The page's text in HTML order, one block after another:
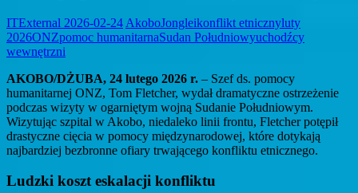
ITExternal 2026-02-24 AkoboJongleikonflikt etnicznyluty
2026ONZpomoc humanitarnaSudan Południowyuchodźcy
wewnętrzni
AKOBO/DŻUBA, 24 lutego 2026 r. – Szef ds. pomocy
humanitarnej ONZ, Tom Fletcher, wydał dramatyczne ostrzeżenie
podczas wizyty w ogarniętym wojną Sudanie Południowym.
Wizytując szpital w Akobo, niedaleko linii frontu, Fletcher potępił
drastyczne cięcia w pomocy międzynarodowej, które dotykają
najbardziej bezbronne ofiary trwającego konfliktu etnicznego.
Ludzki koszt eskalacji konfliktu